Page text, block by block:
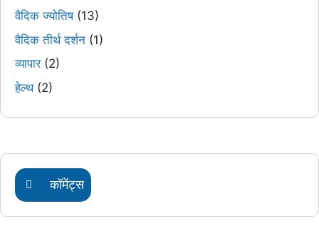
वैदिक ज्योतिष(13)
वैदिक तीर्थ दर्शन (1)
व्यापार(2)
हेल्थ(2)
कॉमेंट्स